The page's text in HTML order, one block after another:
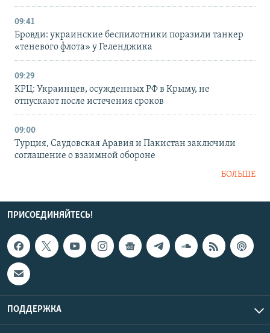
09:41
Бровди: украинские беспилотники поразили танкер
«теневого флота» у Геленджика
09:29
КРЦ: Украинцев, осужденных РФ в Крыму, не
отпускают после истечения сроков
09:00
Турция, Саудовская Аравия и Пакистан заключили
соглашение о взаимной обороне
БОЛЬШЕ
ПРИСОЕДИНЯЙТЕСЬ!
ПОДДЕРЖКА